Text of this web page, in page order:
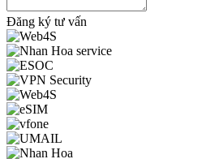
Đăng ký tư vấn